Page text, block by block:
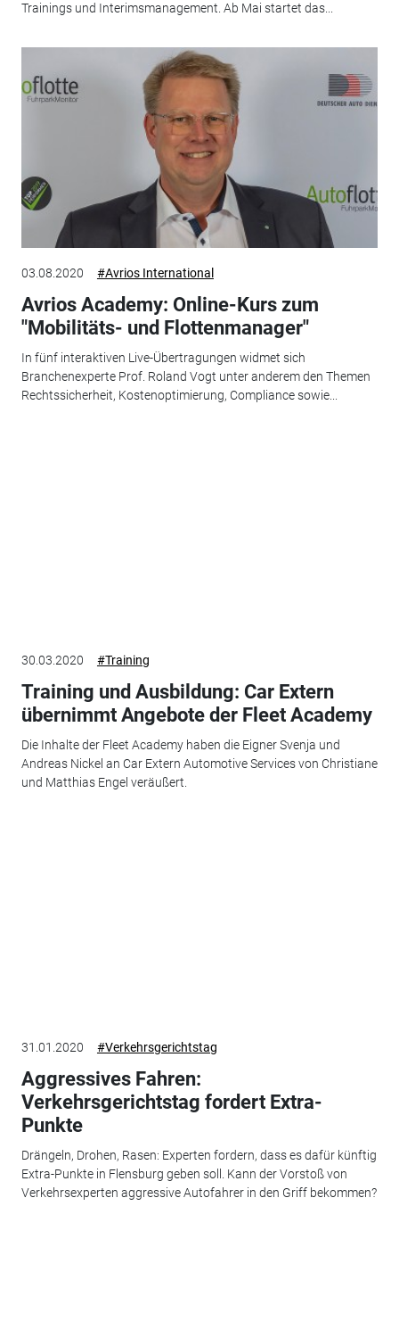
Trainings und Interimsmanagement. Ab Mai startet das...
03.08.2020 #Avrios International
Avrios Academy: Online-Kurs zum
"Mobilitäts- und Flottenmanager"
In fünf interaktiven Live-Übertragungen widmet sich
Branchenexperte Prof. Roland Vogt unter anderem den Themen
Rechtssicherheit, Kostenoptimierung, Compliance sowie...
30.03.2020 #Training
Training und Ausbildung: Car Extern
übernimmt Angebote der Fleet Academy
Die Inhalte der Fleet Academy haben die Eigner Svenja und
Andreas Nickel an Car Extern Automotive Services von Christiane
und Matthias Engel veräußert.
31.01.2020 #Verkehrsgerichtstag
Aggressives Fahren:
Verkehrsgerichtstag fordert Extra-
Punkte
Drängeln, Drohen, Rasen: Experten fordern, dass es dafür künftig
Extra-Punkte in Flensburg geben soll. Kann der Vorstoß von
Verkehrsexperten aggressive Autofahrer in den Griff bekommen?